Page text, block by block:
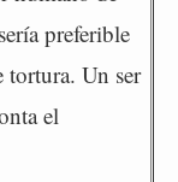
preferible
tortura. Un ser
el